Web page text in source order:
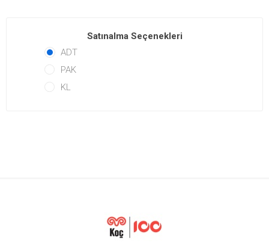
Satınalma Seçenekleri
ADT
PAK
KL